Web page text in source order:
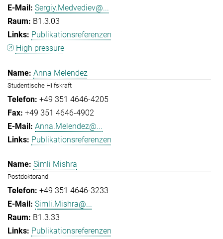
Sergiy.Medvediev@...
B1.3.03
Publikationsreferenzen
High pressure
Anna Melendez
Studentische Hilfskraft
+49 351 4646-4205
+49 351 4646-4902
Anna.Melendez@...
Publikationsreferenzen
Simli Mishra
Postdoktorand
+49 351 4646-3233
Simli.Mishra@...
B1.3.33
Publikationsreferenzen